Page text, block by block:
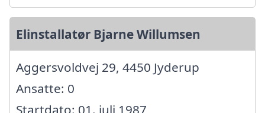
Elinstallatør Bjarne Willumsen
Aggersvoldvej 29, 4450 Jyderup
Ansatte: 0